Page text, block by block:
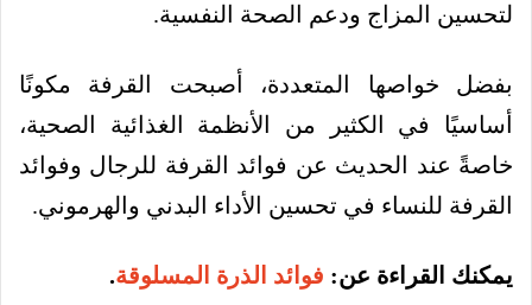
لتحسين المزاج ودعم الصحة النفسية.
بفضل خواصها المتعددة، أصبحت القرفة مكونًا
أساسيًا في الكثير من الأنظمة الغذائية الصحية،
خاصةً عند الحديث عن فوائد القرفة للرجال وفوائد
القرفة للنساء في تحسين الأداء البدني والهرموني.
يمكنك القراءة عن: فوائد الذرة المسلوقة.